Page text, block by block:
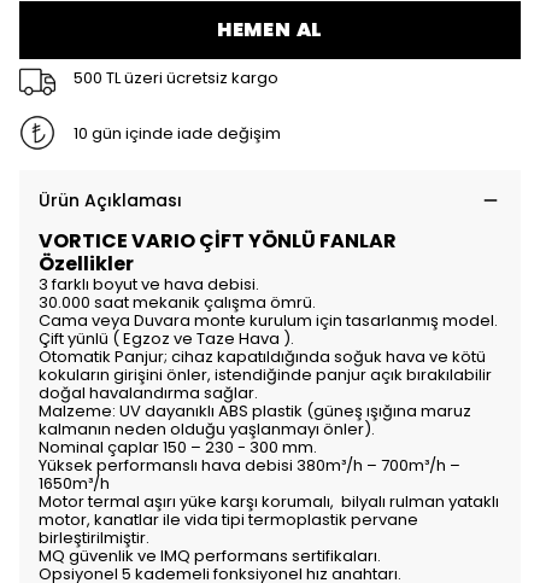
HEMEN AL
500 TL üzeri ücretsiz kargo
10 gün içinde iade değişim
Ürün Açıklaması
VORTICE VARIO ÇİFT YÖNLÜ FANLAR
Özellikler
3 farklı boyut ve hava debisi.
30.000 saat mekanik çalışma ömrü.
Cama veya Duvara monte kurulum için tasarlanmış model.
Çift yünlü ( Egzoz ve Taze Hava ).
Otomatik Panjur; cihaz kapatıldığında soğuk hava ve kötü
kokuların girişini önler, istendiğinde panjur açık bırakılabilir
doğal havalandırma sağlar.
Malzeme: UV dayanıklı ABS plastik (güneş ışığına maruz
kalmanın neden olduğu yaşlanmayı önler).
Nominal çaplar 150 – 230 - 300 mm.
Yüksek performanslı hava debisi 380m³/h – 700m³/h –
1650m³/h
Motor termal aşırı yüke karşı korumalı, bilyalı rulman yataklı
motor, kanatlar ile vida tipi termoplastik pervane
birleştirilmiştir.
MQ güvenlik ve IMQ performans sertifikaları.
Opsiyonel 5 kademeli fonksiyonel hız anahtarı.